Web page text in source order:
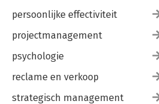
persoonlijke effectiviteit
projectmanagement
psychologie
reclame en verkoop
strategisch management